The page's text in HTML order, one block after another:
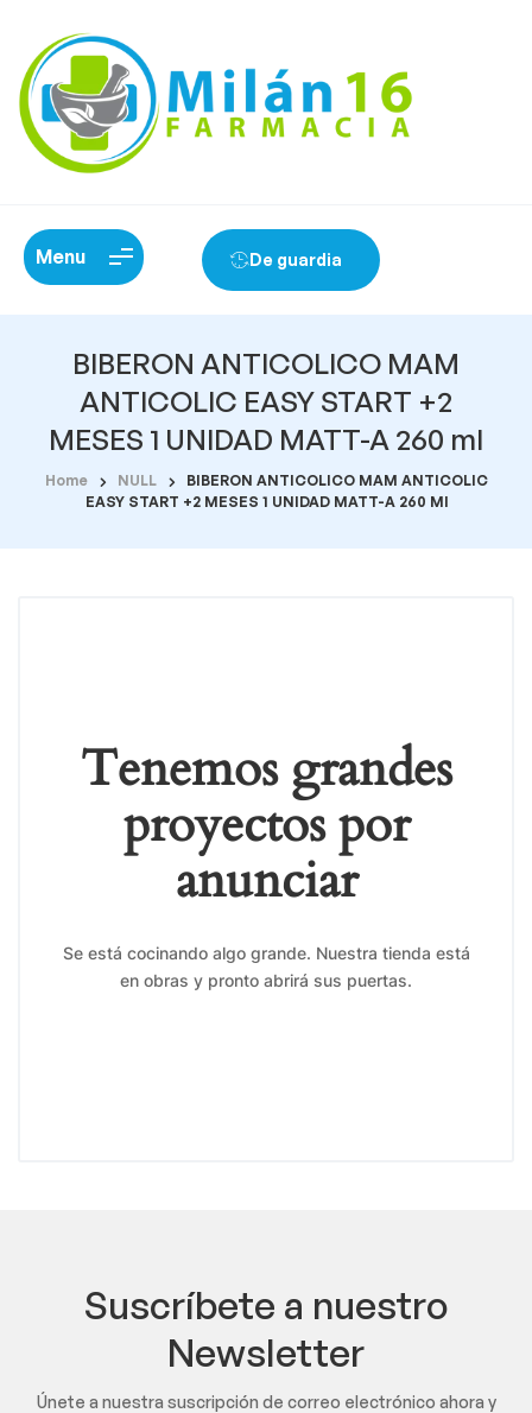
Menu De guardia
BIBERON ANTICOLICO MAM
ANTICOLIC EASY START +2
MESES 1 UNIDAD MATT-A 260 ml
Home NULL
BIBERON ANTICOLICO MAM ANTICOLIC
EASY START +2 MESES 1 UNIDAD MATT-A 260 Ml
Tenemos grandes
proyectos por
anunciar
Se está cocinando algo grande. Nuestra tienda está
en obras y pronto abrirá sus puertas.
Suscríbete a nuestro
Newsletter
Únete a nuestra suscripción de correo electrónico ahora y